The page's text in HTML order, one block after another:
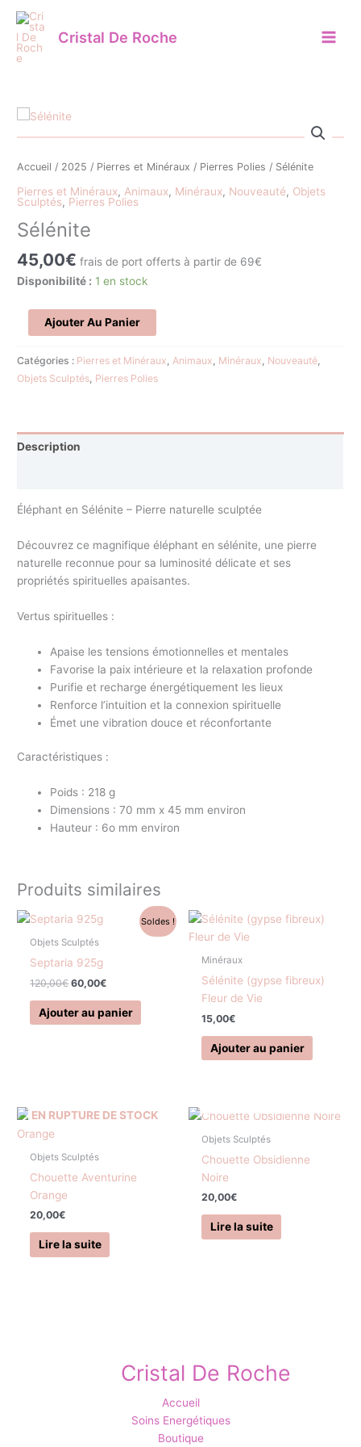
contenu
Cristal De Roche
Accueil / 2025 / Pierres et Minéraux / Pierres Polies / Sélénite
Pierres et Minéraux, Animaux, Minéraux, Nouveauté, Objets
Sculptés, Pierres Polies
Sélénite
45,00€ frais de port offerts à partir de 69€
Disponibilité : 1 en stock
quantité
de
Ajouter Au Panier
Catégories : Pierres et Minéraux,Animaux, Minéraux, Nouveauté,
Objets Sculptés, Pierres Polies
Description
Éléphant en Sélénite – Pierre naturelle sculptée
Découvrez ce magnifique éléphant en sélénite, une pierre
naturelle reconnue pour sa luminosité délicate et ses
propriétés spirituelles apaisantes.
Vertus spirituelles :
Apaise les tensions émotionnelles et mentales
Favorise la paix intérieure et la relaxation profonde
Purifie et recharge énergétiquement les lieux
Renforce l’intuition et la connexion spirituelle
Émet une vibration douce et réconfortante
Caractéristiques :
Poids : 218 g
Dimensions : 70 mm x 45 mm environ
Hauteur : 6o mm environ
Produits similaires
Soldes !
Objets Sculptés
Septaria 925g
120,00€
Le
initial
120,00€.
60,00€
Ajouter au panier
Minéraux
Sélénite (gypse fibreux)
Fleur de Vie
15,00€
Ajouter au panier
EN RUPTURE DE STOCK
Objets Sculptés
Chouette Aventurine
Orange
20,00€
Lire la suite
Objets Sculptés
Chouette Obsidienne
Noire
20,00€
Lire la suite
Cristal De Roche
Accueil
Soins Energétiques
Boutique